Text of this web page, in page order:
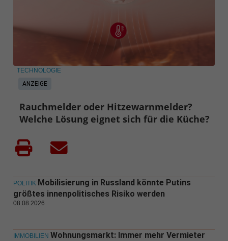
ANZEIGE
TECHNOLOGIE
Rauchmelder oder Hitzewarnmelder?
Welche Lösung eignet sich für die Küche?
POLITIK Mobilisierung in Russland könnte Putins
größtes innenpolitisches Risiko werden
08.08.2026
IMMOBILIEN Wohnungsmarkt: Immer mehr Vermieter